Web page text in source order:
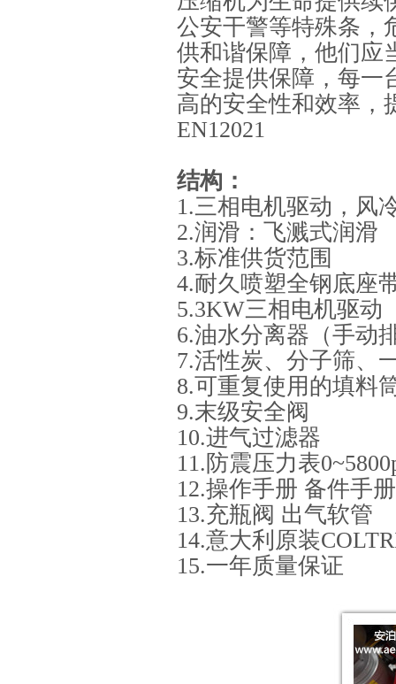
公安干警等特殊条，
供和谐保障，他们应
安全提供保障， 每一
高的安全性和效率，
EN12021
结构：
1.三相电机驱动，风
2.润滑：飞溅式润滑
3.标准供货范围
4.耐久喷塑全钢底座
5.3KW三相电机驱动
6.油水分离器（手动
7.活性炭、分子筛、
8.可重复使用的填料
9.末级安全阀
10.进气过滤器
11.防震压力表
12.操作手册 备件手
13.充瓶阀 出气软管
14.意大利原装
15.一年质量保证